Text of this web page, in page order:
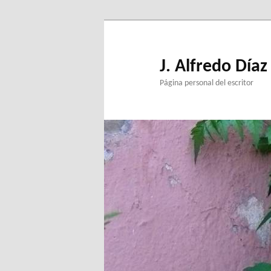
J. Alfredo Díaz
Página personal del escritor